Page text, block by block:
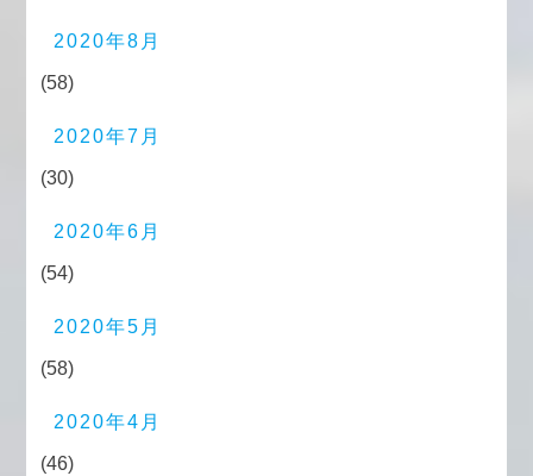
2020年8月
(58)
2020年7月
(30)
2020年6月
(54)
2020年5月
(58)
2020年4月
(46)